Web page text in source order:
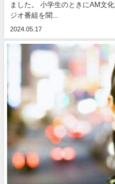
ました。 小学生のときにAM文
ジオ番組を聞...
2024.05.17